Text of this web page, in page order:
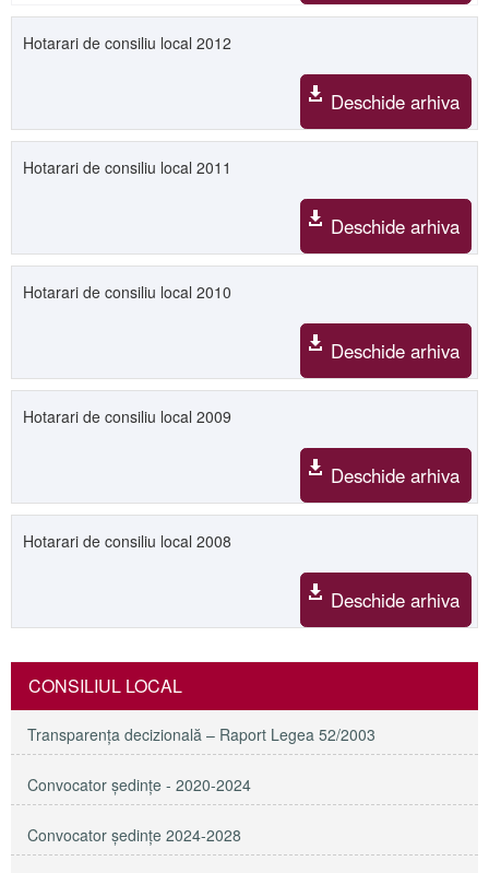
Hotarari de consiliu local 2012
Deschide arhiva
Hotarari de consiliu local 2011
Deschide arhiva
Hotarari de consiliu local 2010
Deschide arhiva
Hotarari de consiliu local 2009
Deschide arhiva
Hotarari de consiliu local 2008
Deschide arhiva
CONSILIUL LOCAL
Transparenţa decizională – Raport Legea 52/2003
Convocator ședințe - 2020-2024
Convocator ședințe 2024-2028